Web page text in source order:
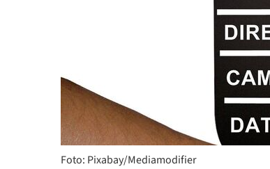
Foto: Pixabay/Mediamodifier